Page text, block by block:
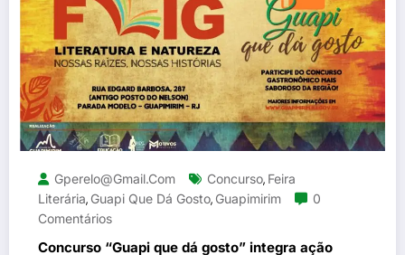
Gperelo@gmail.com Concurso, Feira
Literária, Guapi Que Dá Gosto, Guapimirim
0
Comentários
Concurso “Guapi que dá gosto” integra ação